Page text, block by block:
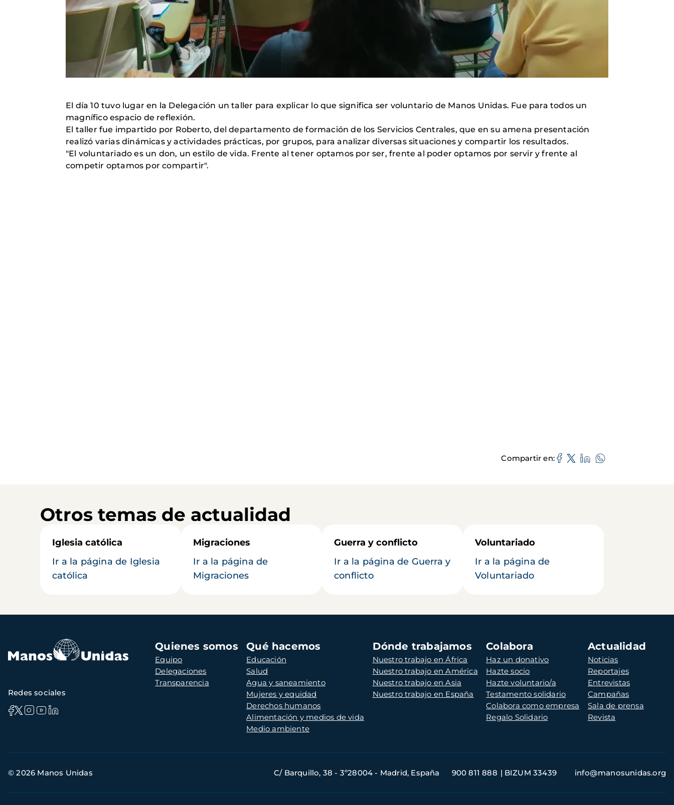
El día 10 tuvo lugar en la Delegación un taller para explicar lo que significa ser voluntario de Manos Unidas. Fue para todos un
magnífico espacio de reflexión.
El taller fue impartido por Roberto, del departamento de formación de los Servicios Centrales, que en su amena presentación
realizó varias dinámicas y actividades prácticas, por grupos, para analizar diversas situaciones y compartir los resultados.
"El voluntariado es un don, un estilo de vida. Frente al tener optamos por ser, frente al poder optamos por servir y frente al
competir optamos por compartir".
Compartir en
Otros temas de actualidad
Iglesia católica
Ir a la página de Iglesia
católica
Migraciones
Ir a la página de
Migraciones
Guerra y conflicto
Ir a la página de Guerra y
conflicto
Voluntariado
Ir a la página de
Voluntariado
Navegación
principal
Quienes somos
Equipo
Delegaciones
Transparencia
Qué hacemos
Educación
Salud
Agua y saneamiento
Mujeres y equidad
Derechos humanos
Alimentación y medios de vida
Medio ambiente
Dónde trabajamos
Nuestro trabajo en África
Nuestro trabajo en América
Nuestro trabajo en Asia
Nuestro trabajo en España
Colabora
Haz un donativo
Hazte socio
Hazte voluntario/a
Testamento solidario
Colabora como empresa
Regalo Solidario
Actualidad
Noticias
Reportajes
Entrevistas
Campañas
Sala de prensa
Revista
Redes sociales
de
© 2026 Manos Unidas C/ Barquillo, 38 - 3º28004 - Madrid, España 900 811 888 BIZUM 33439 info@manosunidas.org